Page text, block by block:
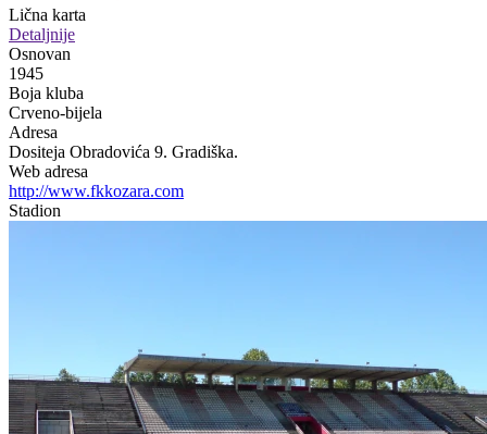
Lična karta
Detaljnije
Osnovan
1945
Boja kluba
Crveno-bijela
Adresa
Dositeja Obradovića 9. Gradiška.
Web adresa
http://www.fkkozara.com
Stadion